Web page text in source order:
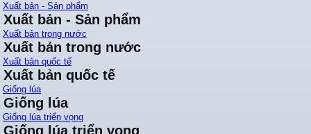
Xuất bản - Sản phẩm
Xuất bản - Sản phẩm
Xuất bản trong nước
Xuất bản trong nước
Xuất bản quốc tế
Xuất bản quốc tế
Giống lúa
Giống lúa
Giống lúa triển vọng
Giống lúa triển vọng